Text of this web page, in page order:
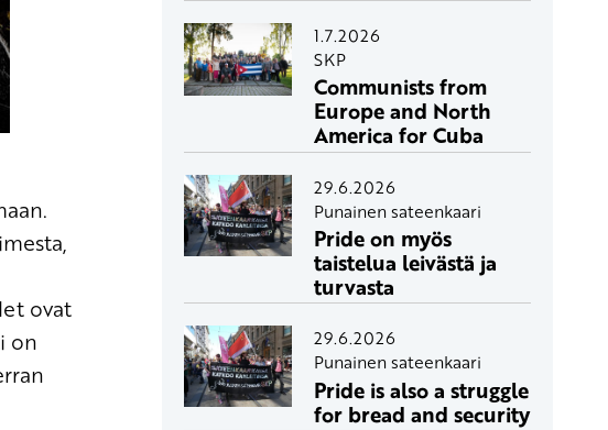
ovat
on
1.7.2026
SKP
Communists from
Europe and North
America for Cuba
29.6.2026
Punainen sateenkaari
Pride on myös
taistelua leivästä ja
turvasta
29.6.2026
Punainen sateenkaari
Pride is also a struggle
for bread and security